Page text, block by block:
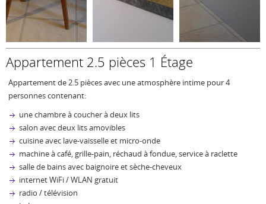
Appartement 2.5 pièces 1 Étage
Appartement de 2.5 pièces avec une atmosphère intime pour 4
personnes contenant:
une chambre à coucher à deux lits
salon avec deux lits amovibles
cuisine avec lave-vaisselle et micro-onde
machine à café, grille-pain, réchaud à fondue, service à raclette
salle de bains avec baignoire et sèche-cheveux
internet WiFi / WLAN gratuit
radio / télévision